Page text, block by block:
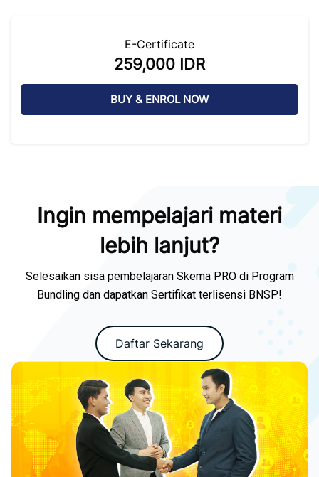
E-Certificate
259,000 IDR
BUY & ENROL NOW
Ingin mempelajari materi
lebih lanjut?
Selesaikan sisa pembelajaran Skema PRO di Program
Bundling dan dapatkan Sertifikat terlisensi BNSP!
Daftar Sekarang